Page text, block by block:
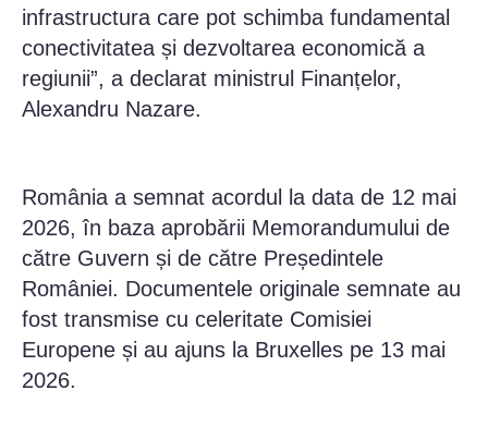
infrastructura care pot schimba fundamental
conectivitatea și dezvoltarea economică a
regiunii”, a declarat ministrul Finanțelor,
Alexandru Nazare.
România a semnat acordul la data de 12 mai
2026, în baza aprobării Memorandumului de
către Guvern și de către Președintele
României. Documentele originale semnate au
fost transmise cu celeritate Comisiei
Europene și au ajuns la Bruxelles pe 13 mai
2026.